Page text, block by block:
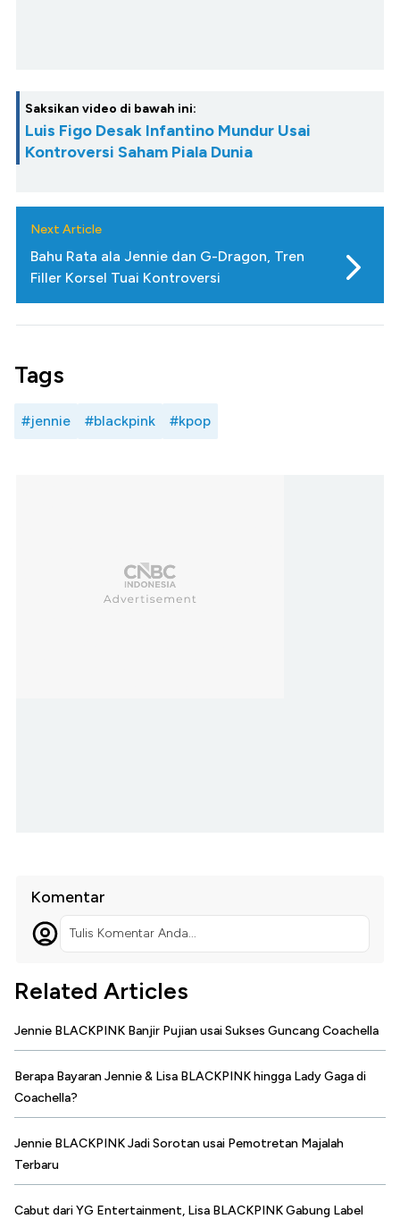
Saksikan video di bawah ini:
Luis Figo Desak Infantino Mundur Usai
Kontroversi Saham Piala Dunia
Next Article
Bahu Rata ala Jennie dan G-Dragon, Tren
Filler Korsel Tuai Kontroversi
Tags
#jennie #blackpink #kpop
Komentar
Tulis Komentar Anda...
Related Articles
Jennie BLACKPINK Banjir Pujian usai Sukses Guncang Coachella
Berapa Bayaran Jennie & Lisa BLACKPINK hingga Lady Gaga di
Coachella?
Jennie BLACKPINK Jadi Sorotan usai Pemotretan Majalah
Terbaru
Cabut dari YG Entertainment, Lisa BLACKPINK Gabung Label